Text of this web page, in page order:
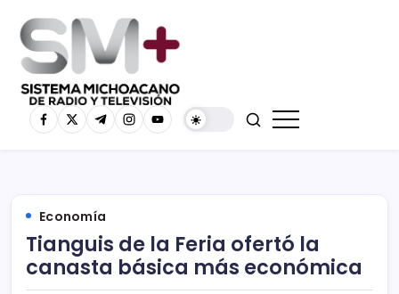
Economía
Tianguis de la Feria ofertó la
canasta básica más económica